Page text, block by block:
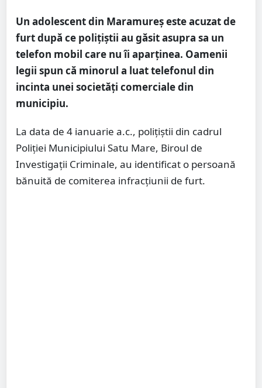
Un adolescent din Maramureș este acuzat de
furt după ce polițiștii au găsit asupra sa un
telefon mobil care nu îi aparținea. Oamenii
legii spun că minorul a luat telefonul din
incinta unei societăți comerciale din
municipiu.
La data de 4 ianuarie a.c., polițiștii din cadrul
Poliției Municipiului Satu Mare, Biroul de
Investigații Criminale, au identificat o persoană
bănuită de comiterea infracțiunii de furt.